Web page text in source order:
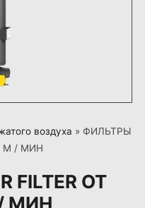
воздуха » ФИЛЬТРЫ
М / МИН
FILTER ОТ
МИН